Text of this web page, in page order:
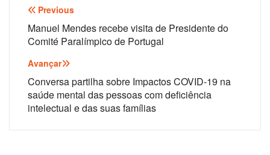
Navegação
de
artigos
Previous
Manuel Mendes recebe visita de Presidente do
Comité Paralímpico de Portugal
Avançar
Conversa partilha sobre Impactos COVID-19 na
saúde mental das pessoas com deficiência
intelectual e das suas famílias